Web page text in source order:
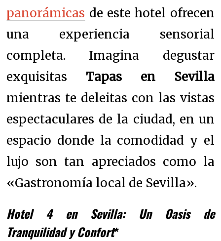
panorámicas de este hotel ofrecen
una experiencia sensorial
completa. Imagina degustar
exquisitas Tapas en Sevilla
mientras te deleitas con las vistas
espectaculares de la ciudad, en un
espacio donde la comodidad y el
lujo son tan apreciados como la
«Gastronomía local de Sevilla».
Hotel 4 en Sevilla: Un Oasis de
Tranquilidad y Confort*